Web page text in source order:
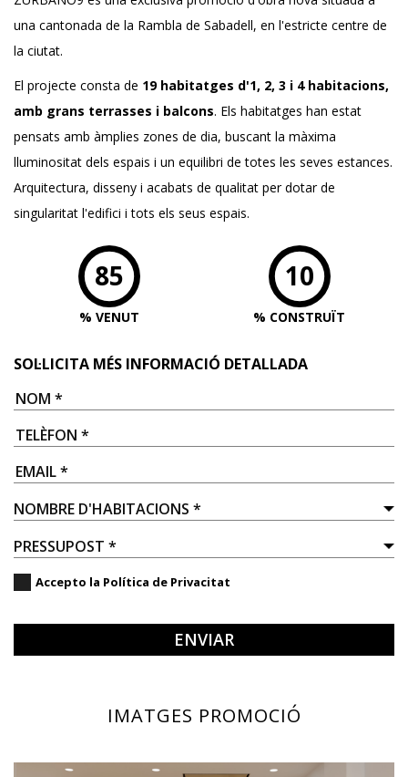
una cantonada de la Rambla de Sabadell, en l'estricte centre de
la ciutat.
El projecte consta de 19 habitatges d'1, 2, 3 i 4 habitacions,
amb grans terrasses i balcons. Els habitatges han estat
pensats amb àmplies zones de dia, buscant la màxima
lluminositat dels espais i un equilibri de totes les seves estances.
Arquitectura, disseny i acabats de qualitat per dotar de
singularitat l'edifici i tots els seus espais.
85
% VENUT
10
% CONSTRUÏT
SOL·LICITA MÉS INFORMACIÓ DETALLADA
Accepto la Política de Privacitat
ENVIAR
IMATGES PROMOCIÓ